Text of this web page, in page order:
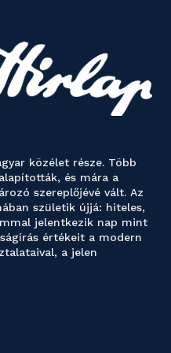
közélet része. Több
és mára a
szereplőjévé vált. Az
születik újjá: hiteles,
jelentkezik nap mint
értékeit a modern
a jelen